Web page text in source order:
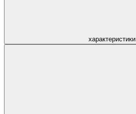
характеристики